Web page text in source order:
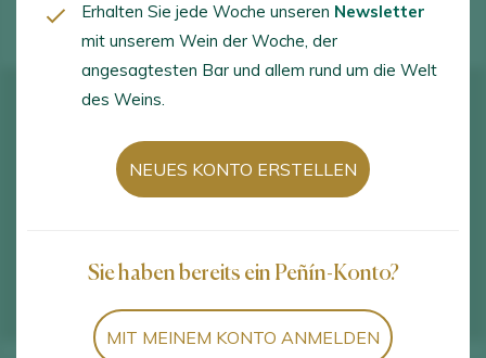
Erhalten Sie jede Woche unseren Newsletter
mit unserem Wein der Woche, der
angesagtesten Bar und allem rund um die Welt
des Weins.
NEUES KONTO ERSTELLEN
Sie haben bereits ein Peñín-Konto?
MIT MEINEM KONTO ANMELDEN